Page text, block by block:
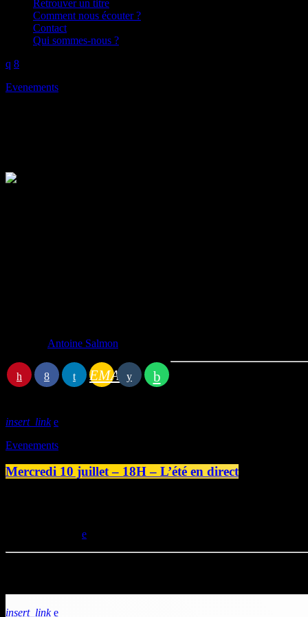
Retrouver un titre
Comment nous écouter ?
Contact
Qui sommes-nous ?
Evenements
Antoine Salmon
EMAIL
insert_link
Evenements
Mercredi 10 juillet – 18H – L’été en direct
insert_link